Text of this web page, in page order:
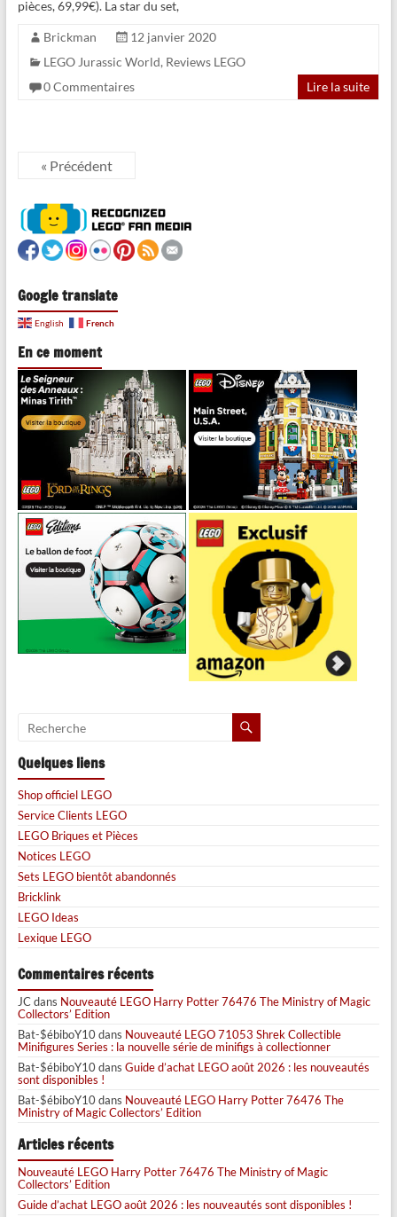
pièces, 69,99€). La star du set,
Brickman
12 janvier 2020
LEGO Jurassic World, Reviews LEGO
0 Commentaires
Lire la suite
« Précédent
Google translate
English French
En ce moment
Quelques liens
Shop officiel LEGO
Service Clients LEGO
LEGO Briques et Pièces
Notices LEGO
Sets LEGO bientôt abandonnés
Bricklink
LEGO Ideas
Lexique LEGO
Commentaires récents
JCdans Nouveauté LEGO Harry Potter 76476 The Ministry of Magic
Collectors’ Edition
Bat-$ébiboY10dans Nouveauté LEGO 71053 Shrek Collectible
Minifigures Series : la nouvelle série de minifigs à collectionner
Bat-$ébiboY10dans Guide d’achat LEGO août 2026 : les nouveautés
sont disponibles !
Bat-$ébiboY10dans Nouveauté LEGO Harry Potter 76476 The
Ministry of Magic Collectors’ Edition
Articles récents
Nouveauté LEGO Harry Potter 76476 The Ministry of Magic
Collectors’ Edition
Guide d’achat LEGO août 2026 : les nouveautés sont disponibles !